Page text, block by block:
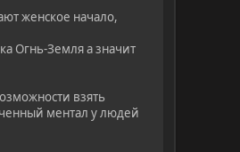
женское начало,
Огнь-Земля а значит
взять
ментал у людей